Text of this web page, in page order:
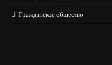
Гражданское общество